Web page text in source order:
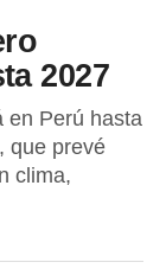
2027
en Perú hasta
que prevé
clima,